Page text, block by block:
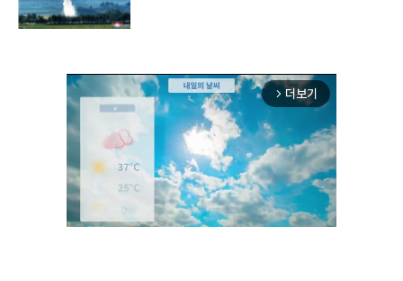
arrow_forward_ios 더보기